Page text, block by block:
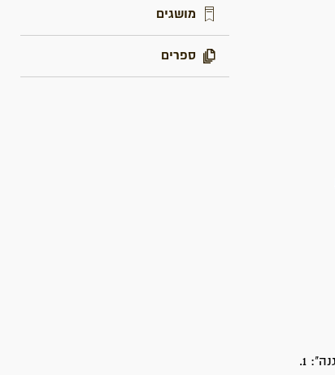
אסופת מאמרים ראשונה בעריכת גרשון ריבלין העוסקת במקורות ומחקרים מגנזכי ארגון ה"הגנה": 1.
מושגים
ספרים